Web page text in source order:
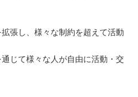
張し、様々な制約を超えて活動
じて様々な人が自由に活動・交